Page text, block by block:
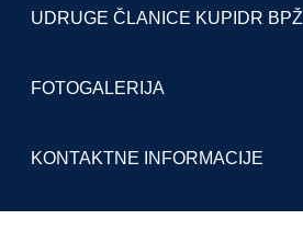
UDRUGE ČLANICE KUPIDR BPŽ
FOTOGALERIJA
KONTAKTNE INFORMACIJE